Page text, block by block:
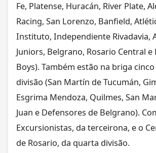
Fe, Platense, Huracán, River Plate,
Racing, San Lorenzo, Banfield,
Instituto, Independiente Rivadavia,
Juniors, Belgrano, Rosario Central e
Boys). Também estão na briga
divisão (San Martín de Tucumán,
Esgrima Mendoza, Quilmes, San
Juan e Defensores de Belgrano).
Excursionistas, da terceirona, e o
de Rosario, da quarta divisão.